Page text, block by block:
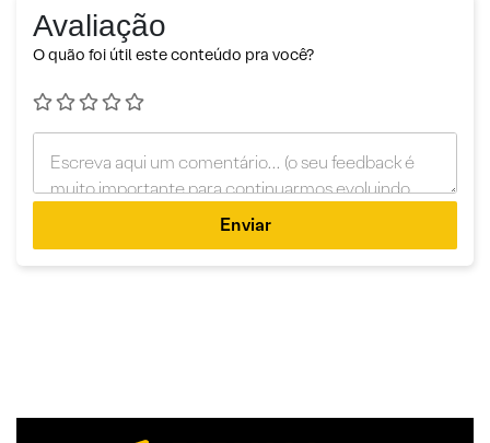
Avaliação
O quão foi útil este conteúdo pra você?
Enviar